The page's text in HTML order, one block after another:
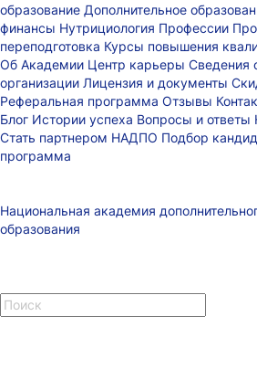
образование Дополнительное
финансы Нутрициология Профессии
переподготовка Курсы повышения
Об Академии Центр карьеры Сведения
организации Лицензия и документы
Реферальная программа Отзывы
Блог Истории успеха Вопросы и ответы
Стать партнером НАДПО Подбор
программа
Национальная академия
образования